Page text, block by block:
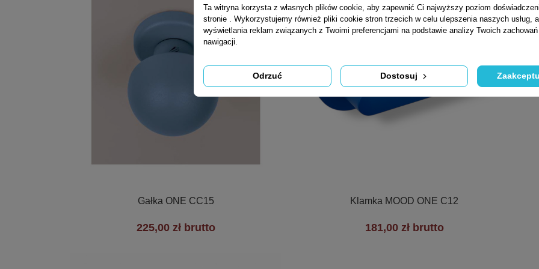
Szybki podgląd
Gałka ONE CC15
225,00 zł brutto
Szybki podgląd
Klamka MOOD ONE C12
181,00 zł brutto
Ta witryna korzysta z własnych plików cookie, aby zapewnić Ci najwyższy poziom
stronie . Wykorzystujemy również pliki cookie stron trzecich w celu ulepszenia naszych usług,
wyświetlania reklam związanych z Twoimi preferencjami na podstawie analizy Twoich
nawigacji.
Odrzuć Dostosuj